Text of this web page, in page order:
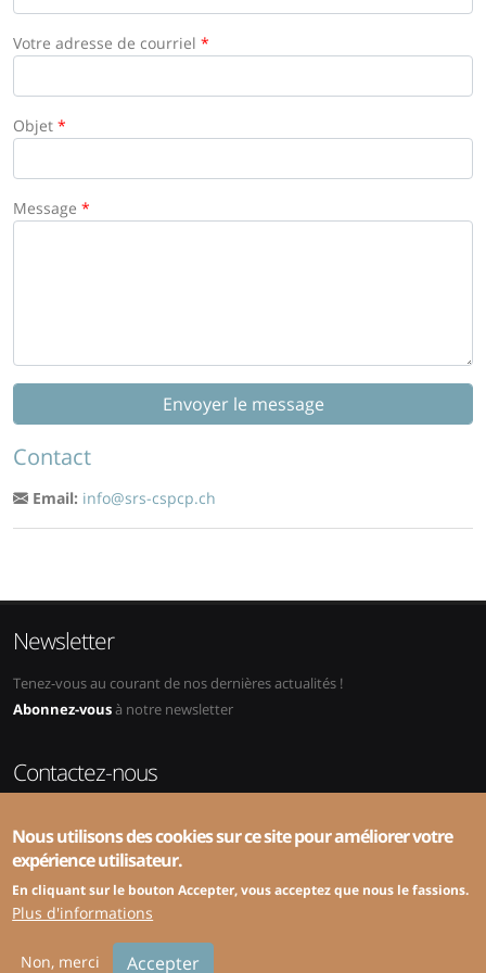
Votre adresse de courriel *
Objet *
Message *
Contact
Email: info@srs-cspcp.ch
Newsletter
Tenez-vous au courant de nos dernières actualités !
Abonnez-vousà notre newsletter
Contactez-nous
Abteilung Public Sector, Gertrudstrasse 8, 8400 Winterthur
Téléphone: +41 58 934 49 94 (administration) ou +41 58 934 49 72
(spécialisé)
E-mail: info@srs-cspcp.ch
Nous utilisons des cookies sur ce site pour améliorer votre
expérience utilisateur.
En cliquant sur le bouton Accepter, vous acceptez que nous le fassions.
Plus d'informations
Non, merci Accepter